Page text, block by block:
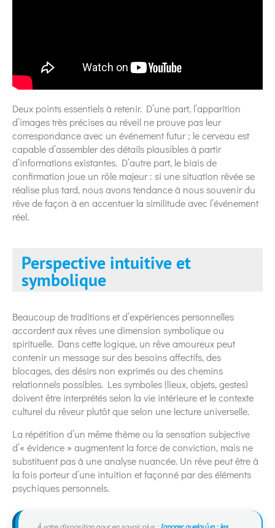
Deux points essentiels à retenir. D’une part, l’apparition
d’images très précises au réveil ne prouve pas leur
correspondance avec un événement futur ; le cerveau est
capable d’assembler des détails plausibles à partir
d’informations existantes. D’autre part, le biais de
confirmation joue un rôle majeur : si une situation rêvée se
réalise plus tard, nous avons tendance à nous souvenir du
rêve de façon à en accentuer la similitude avec l’événement
réel.
Perspective intuitive et
symbolique
Beaucoup de traditions et d’expériences personnelles
accordent aux rêves une dimension symbolique ou
spirituelle. Dans cette logique, un rêve amoureux peut
contenir un message sur des besoins affectifs, des
blocages, des désirs non exprimés ou des chemins
relationnels possibles. Les symboles (lieux, objets, gestes)
doivent être interprétés selon la vie intérieure et le contexte
culturel du rêveur plutôt que selon une lecture universelle.
La répétition d’un même thème ou la sensation subjective
d’« évidence » augmentent la force de conviction, mais ne
substituent pas à une analyse nuancée. Un rêve peut être à
la fois porteur d’une intuition et façonné par des éléments
psychiques personnels.
À votre disposition pour en savoir plus : Ignorer quelqu’un : les